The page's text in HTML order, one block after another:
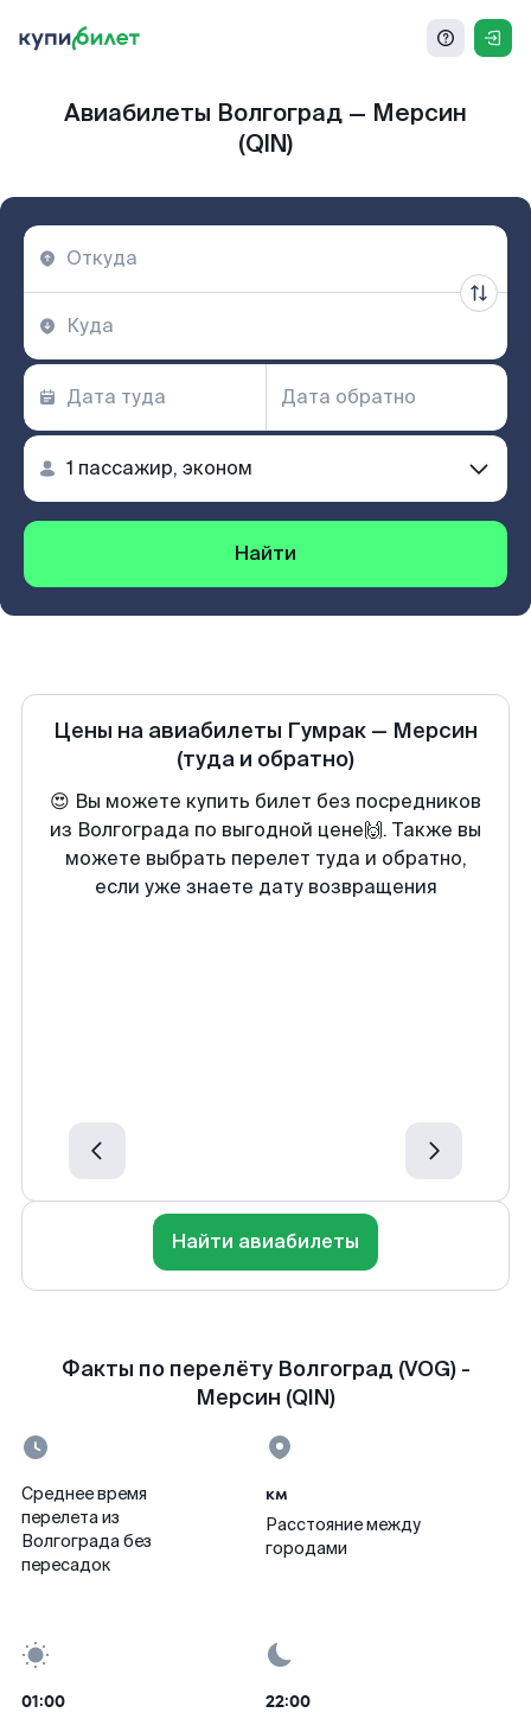
Авиабилеты Волгоград — Мерсин
(QIN)
Найти
Цены на авиабилеты Гумрак — Мерсин
(туда и обратно)
😍 Вы можете купить билет без посредников
из Волгограда по выгодной цене🙌. Также вы
можете выбрать перелет туда и обратно,
если уже знаете дату возвращения
Найти авиабилеты
Факты по перелёту Волгоград (VOG) -
Мерсин (QIN)
Среднее время
перелета из
Волгограда без
пересадок
км
Расстояние между
городами
01:00 22:00